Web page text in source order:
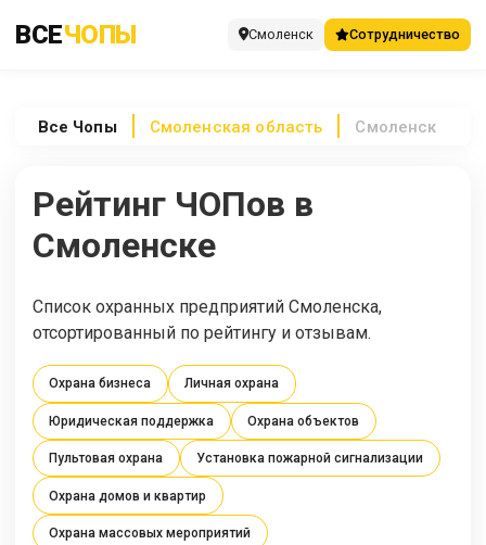
ВСЕЧОПЫ Смоленск Сотрудничество
Все Чопы Смоленская область Смоленск
Рейтинг ЧОПов в
Смоленске
Список охранных предприятий Смоленска,
отсортированный по рейтингу и отзывам.
Охрана бизнеса Личная охрана
Юридическая поддержка Охрана объектов
Пультовая охрана Установка пожарной сигнализации
Охрана домов и квартир
Охрана массовых мероприятий